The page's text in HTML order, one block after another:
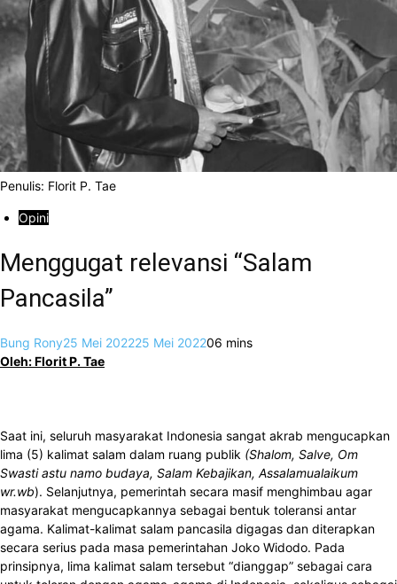
Penulis: Florit P. Tae
Opini
Menggugat relevansi “Salam
Pancasila”
Bung Rony25 Mei 202225 Mei 202206 mins
Oleh: Florit P. Tae
Saat ini, seluruh masyarakat Indonesia sangat akrab mengucapkan
lima (5) kalimat salam dalam ruang publik (Shalom, Salve, Om
Swasti astu namo budaya, Salam Kebajikan, Assalamualaikum
wr.wb). Selanjutnya, pemerintah secara masif menghimbau agar
masyarakat mengucapkannya sebagai bentuk toleransi antar
agama. Kalimat-kalimat salam pancasila digagas dan diterapkan
secara serius pada masa pemerintahan Joko Widodo. Pada
prinsipnya, lima kalimat salam tersebut “dianggap” sebagai cara